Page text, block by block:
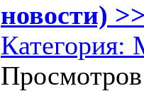
новости)
Категория: